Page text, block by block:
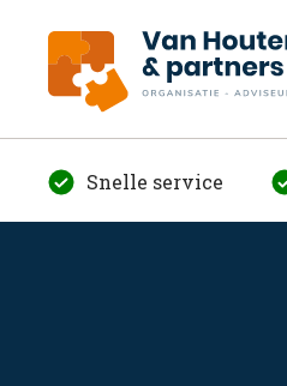
Snelle service